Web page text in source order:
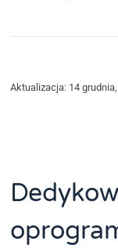
Aktualizacja: 14